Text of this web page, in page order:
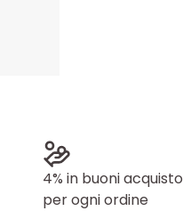
4% in buoni acquisto
per ogni ordine